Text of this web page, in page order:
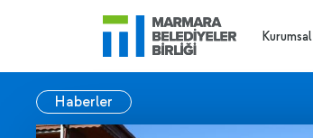
Kurumsal
Haberler